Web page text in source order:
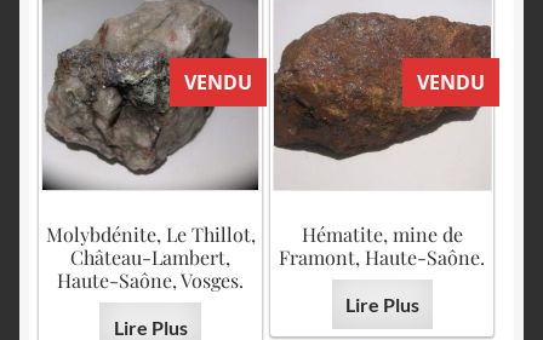
VENDU
Molybdénite, Le Thillot,
Château-Lambert,
Haute-Saône, Vosges.
Lire Plus
VENDU
Hématite, mine de
Framont, Haute-Saône.
Lire Plus